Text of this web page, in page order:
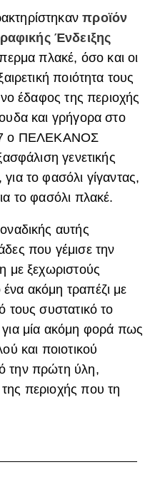
προϊόν
Ένδειξης
πλακέ, όσο και οι
ποιότητα τους
έδαφος της περιοχής
και γρήγορα στο
ο ΠΕΛΕΚΑΝΟΣ
γενετικής
το φασόλι γίγαντας,
το φασόλι πλακέ.
αυτής
που γέμισε την
με ξεχωριστούς
ακόμη τραπέζι με
τους συστατικό το
μία ακόμη φορά πως
και ποιοτικού
την πρώτη ύλη,
περιοχής που τη